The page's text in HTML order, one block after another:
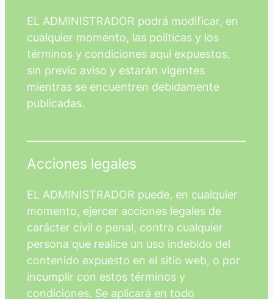
EL ADMINISTRADOR podrá modificar, en
cualquier momento, las políticas y los
términos y condiciones aquí expuestos,
sin previo aviso y estarán vigentes
mientras se encuentren debidamente
publicadas.
Acciones legales
EL ADMINISTRADOR puede, en cualquier
momento, ejercer acciones legales de
carácter civil o penal, contra cualquier
persona que realice un uso indebido del
contenido expuesto en el sitio web, o por
incumplir con estos términos y
condiciones. Se aplicará en todo